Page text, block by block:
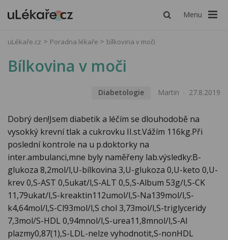
Menu
uLékaře.cz Poradna lékaře bílkovina v moči
Bílkovina v moči
Diabetologie Martin 27.8.2019
Dobrý den!Jsem diabetik a léčím se dlouhodobě na
vysokký krevní tlak a cukrovku II.st.Vážím 116kg.Při
poslední kontrole na u p.doktorky na
inter.ambulanci,mne byly naměřeny lab.výsledky:B-
glukoza 8,2mol/l,U-bílkovina 3,U-glukoza 0,U-keto 0,U-
krev 0,S-AST 0,5ukat/l,S-ALT 0,5,S-Album 53g/l,S-CK
11,79ukat/l,S-kreaktin112umol/l,S-Na139mol/l,S-
k4,64mol/l,S-Cl93mol/l,S chol 3,73mol/l,S-triglyceridy
7,3mol/S-HDL 0,94mnol/l,S-urea11,8mnol/l,S-Al
plazmy0,87(1),S-LDL-nelze vyhodnotit,S-nonHDL